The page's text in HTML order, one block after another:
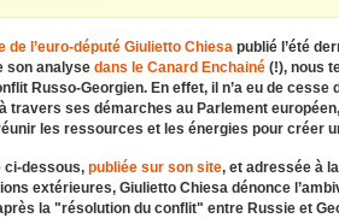
de l’euro-député Giulietto Chiesa publié l’été
son analyse dans le Canard Enchainé (!), nous
Russo-Georgien. En effet, il n’a eu de
travers ses démarches au Parlement
les ressources et les énergies pour créer
ci-dessous, publiée sur son site, et adressée à
extérieures, Giulietto Chiesa dénonce
la "résolution du conflit" entre Russie et